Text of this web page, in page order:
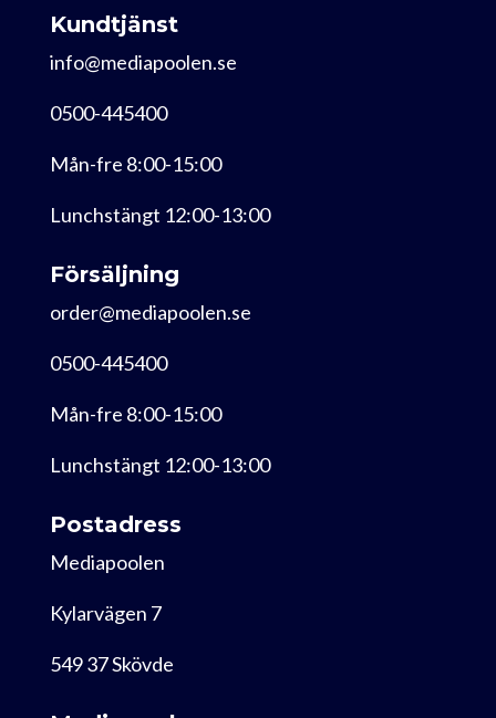
Kundtjänst
info@mediapoolen.se
0500-445400
Mån-fre 8:00-15:00
Lunchstängt 12:00-13:00
Försäljning
order@mediapoolen.se
0500-445400
Mån-fre 8:00-15:00
Lunchstängt 12:00-13:00
Postadress
Mediapoolen
Kylarvägen 7
549 37 Skövde